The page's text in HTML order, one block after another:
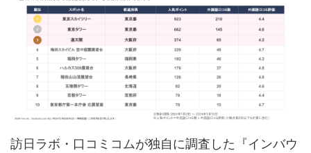
訪日ラボ・口コミコムが独自に調査した『インバウ